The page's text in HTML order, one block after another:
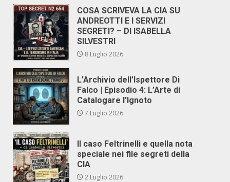
COSA SCRIVEVA LA CIA SU
ANDREOTTI E I SERVIZI
SEGRETI? – DI ISABELLA
SILVESTRI
8 Luglio 2026
L’Archivio dell’Ispettore Di
Falco | Episodio 4: L’Arte di
Catalogare l’Ignoto
7 Luglio 2026
Il caso Feltrinelli e quella nota
speciale nei file segreti della
CIA
2 Luglio 2026